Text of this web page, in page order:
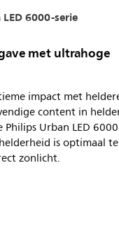
6000-serie
met ultrahoge
impact met
content in
Philips Urban LED
is optimaal te
zonlicht.